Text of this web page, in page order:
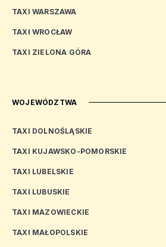
TAXI WARSZAWA
TAXI WROCŁAW
TAXI ZIELONA GÓRA
WOJEWÓDZTWA
TAXI DOLNOŚLĄSKIE
TAXI KUJAWSKO-POMORSKIE
TAXI LUBELSKIE
TAXI LUBUSKIE
TAXI MAZOWIECKIE
TAXI MAŁOPOLSKIE